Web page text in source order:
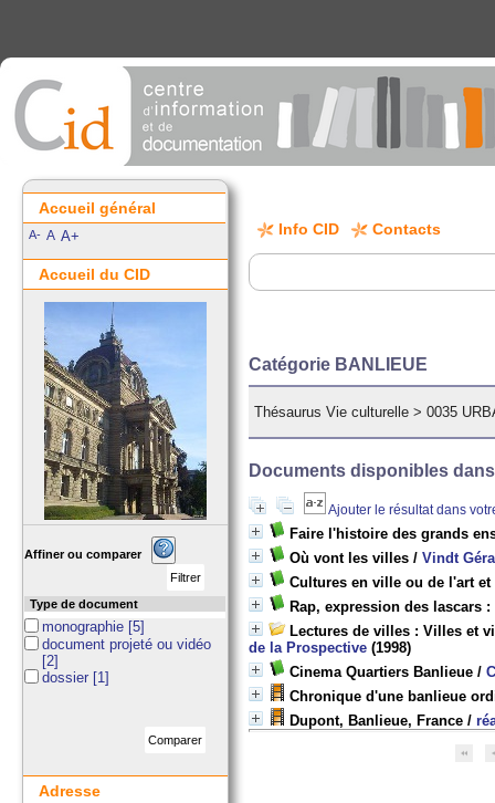
Info CID Contacts
Catégorie BANLIEUE
Thésaurus Vie culturelle >0035
Documents disponibles
Ajouter le résultat dans
Faire l'histoire des grands
Où vont les villes /Vindt
Cultures en ville ou de l'art
Rap, expression des lascars
Lectures de villes : Villes et
de la Prospective (1998)
Cinema Quartiers Banlieue /
Chronique d'une banlieue
Dupont, Banlieue, France /
Accueil général
A- A A+
Accueil du CID
Affiner ou comparer
Type de document
monographie [5]
document projeté ou vidéo
[2]
dossier [1]
Adresse